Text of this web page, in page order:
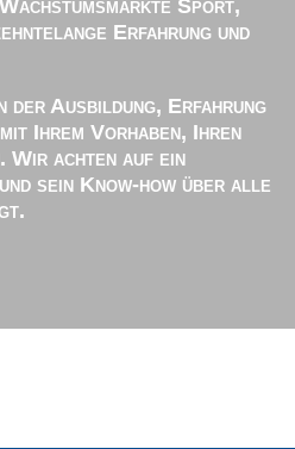
Sport,
Erfahrung und
der Ausbildung, Erfahrung
Ihrem Vorhaben, Ihren
Wir achten auf ein
sein Know-how über alle